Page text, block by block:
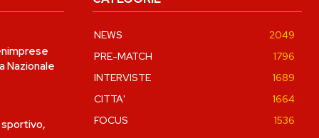
Nazionale
NEWS
2049
PRE-MATCH
1796
INTERVISTE
1689
CITTA'
1664
FOCUS
1536